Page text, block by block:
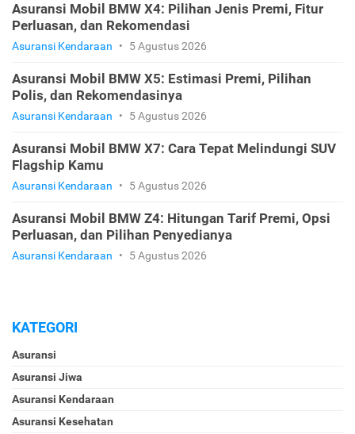
Asuransi Mobil BMW X4: Pilihan Jenis Premi, Fitur
Perluasan, dan Rekomendasi
Asuransi Kendaraan • 5 Agustus 2026
Asuransi Mobil BMW X5: Estimasi Premi, Pilihan
Polis, dan Rekomendasinya
Asuransi Kendaraan • 5 Agustus 2026
Asuransi Mobil BMW X7: Cara Tepat Melindungi SUV
Flagship Kamu
Asuransi Kendaraan • 5 Agustus 2026
Asuransi Mobil BMW Z4: Hitungan Tarif Premi, Opsi
Perluasan, dan Pilihan Penyedianya
Asuransi Kendaraan • 5 Agustus 2026
KATEGORI
Asuransi
Asuransi Jiwa
Asuransi Kendaraan
Asuransi Kesehatan